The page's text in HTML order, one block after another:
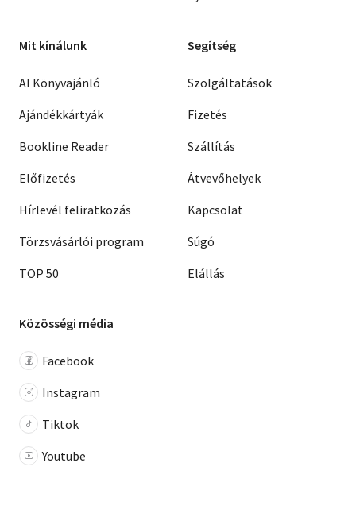
Mit kínálunk
AI Könyvajánló
Ajándékkártyák
Bookline Reader
Előfizetés
Hírlevél feliratkozás
Törzsvásárlói program
TOP 50
Segítség
Szolgáltatások
Fizetés
Szállítás
Átvevőhelyek
Kapcsolat
Súgó
Elállás
Közösségi média
Facebook
Instagram
Tiktok
Youtube